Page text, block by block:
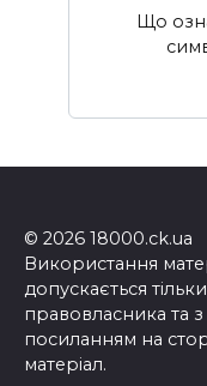
Що
© 2026 18000.ck.ua
Використання
допускається
правовласника та
посиланням на
матеріал.